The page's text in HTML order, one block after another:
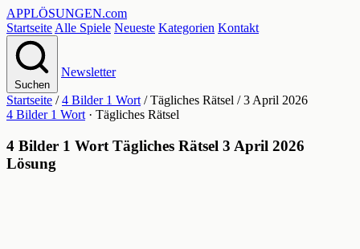
APPLÖSUNGEN.com
Startseite Alle Spiele Neueste Kategorien Kontakt
Suchen
Newsletter
Startseite / 4 Bilder 1 Wort / Tägliches Rätsel / 3 April 2026
4 Bilder 1 Wort · Tägliches Rätsel
4 Bilder 1 Wort Tägliches Rätsel 3 April 2026
Lösung